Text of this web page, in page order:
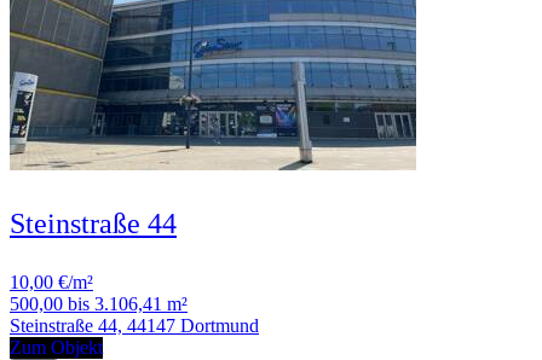
Steinstraße 44
10,00 €/m²
500,00 bis 3.106,41 m²
Steinstraße 44, 44147 Dortmund
Zum Objekt